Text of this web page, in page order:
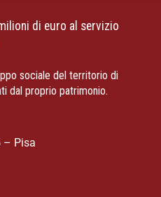
di euro al servizio
sociale del territorio di
dal proprio patrimonio.
– Pisa